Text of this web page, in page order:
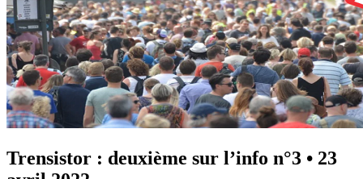
Trensistor : deuxième sur l’info n°3 • 23